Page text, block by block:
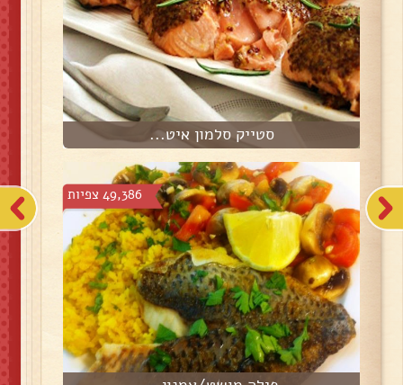
סטייק סלמון איט...
49,386 צפיות